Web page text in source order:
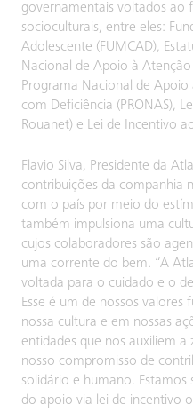
governamentais voltados ao
socioculturais, entre eles:
Adolescente (FUMCAD),
Nacional de Apoio à Atenção
Programa Nacional de Apoio
com Deficiência (PRONAS),
Rouanet) e Lei de Incentivo
Flavio Silva, Presidente da
contribuições da companhia
com o país por meio do
também impulsiona uma
cujos colaboradores são
uma corrente do bem. “A
voltada para o cuidado e o
Esse é um de nossos
nossa cultura e em nossas
entidades que nos auxiliem
nosso compromisso de
solidário e humano.
do apoio via lei de incentivo